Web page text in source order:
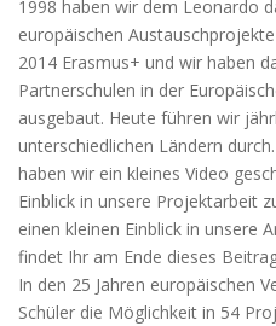
1998 haben wir dem Leonardo
europäischen
2014 Erasmus+ und wir haben
Partnerschulen in der
ausgebaut. Heute führen wir
unterschiedlichen Ländern
haben wir ein kleines Video
Einblick in unsere Projektarbeit
einen kleinen Einblick in unsere
findet Ihr am Ende dieses
In den 25 Jahren europäischen
Schüler die Möglichkeit in 54